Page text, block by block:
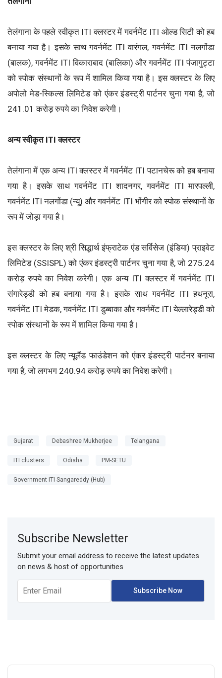
तेलंगाना के पहले स्वीकृत ITI क्लस्टर में गवर्नमेंट ITI ओल्ड सिटी को हब
बनाया गया है। इसके साथ गवर्नमेंट ITI वारंगल, गवर्नमेंट ITI नलगोंडा
(बालक), गवर्नमेंट ITI विकाराबाद (बालिका) और गवर्नमेंट ITI पंजागुट्टा
को स्पोक संस्थानों के रूप में शामिल किया गया है। इस क्लस्टर के लिए
अपोलो मेड-स्किल्स लिमिटेड को एंकर इंडस्ट्री पार्टनर चुना गया है, जो
241.01 करोड़ रुपये का निवेश करेगी।
अन्य स्वीकृत ITI क्लस्टर
तेलंगाना में एक अन्य ITI क्लस्टर में गवर्नमेंट ITI पटानचेरू को हब बनाया
गया है। इसके साथ गवर्नमेंट ITI शादनगर, गवर्नमेंट ITI मारपल्ली,
गवर्नमेंट ITI नलगोंडा (न्यू) और गवर्नमेंट ITI भोंगीर को स्पोक संस्थानों के
रूप में जोड़ा गया है।
इस क्लस्टर के लिए श्री सिद्धार्थ इंफ्राटेक एंड सर्विसेज (इंडिया) प्राइवेट
लिमिटेड (SSISPL) को एंकर इंडस्ट्री पार्टनर चुना गया है, जो 275.24
करोड़ रुपये का निवेश करेगी। एक अन्य ITI क्लस्टर में गवर्नमेंट ITI
संगारेड्डी को हब बनाया गया है। इसके साथ गवर्नमेंट ITI हथनूरा,
गवर्नमेंट ITI मेडक, गवर्नमेंट ITI डुब्बाका और गवर्नमेंट ITI येल्लारेड्डी को
स्पोक संस्थानों के रूप में शामिल किया गया है।
इस क्लस्टर के लिए न्यूलैंड फाउंडेशन को एंकर इंडस्ट्री पार्टनर बनाया
गया है, जो लगभग 240.94 करोड़ रुपये का निवेश करेगी।
Gujarat Debashree Mukherjee Telangana
ITI clusters Odisha PM-SETU
Government ITI Sangareddy (Hub)
Subscribe Newsletter
Submit your email address to receive the latest updates
on news & host of opportunities